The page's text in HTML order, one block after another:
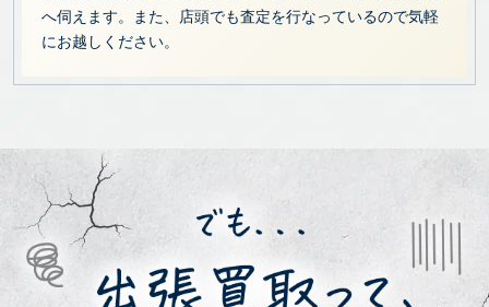
へ伺えます。また、店頭でも査定を行なっているので気軽
にお越しください。